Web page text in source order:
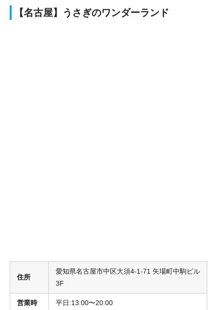
【名古屋】うさぎのワンダーランド
住所
愛知県名古屋市中区大須4-1-71 矢場町中駒ビル
3F
営業時
平日:13:00〜20:00